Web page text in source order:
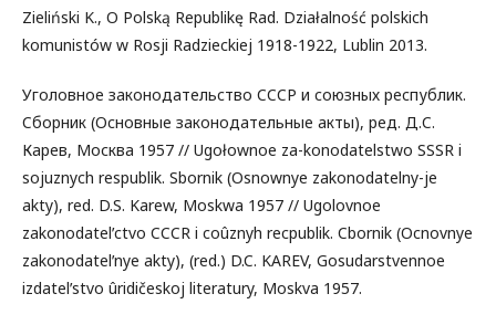
Zieliński K., O Polską Republikę Rad. Działalność polskich
komunistów w Rosji Radzieckiej 1918-1922, Lublin 2013.
Угoлoвнoe зaкoнoдaтeльcтвo CCCР и cоюзных рecпублик.
Cбoрник (Ocнoвныe зaкoнoдaтeльныe aкты), ред. Д.C.
Карев, Москва 1957 // Ugołownoe za-konodatelstwo SSSR i
sojuznych respublik. Sbornik (Osnownye zakonodatelny-je
akty), red. D.S. Karew, Moskwa 1957 // Ugolovnoe
zakonodatelʹctvo CCCR i coûznyh recpublik. Cbornik (Ocnovnye
zakonodatelʹnye akty), (red.) D.C. KAREV, Gosudarstvennoe
izdatelʹstvo ûridičeskoj literatury, Moskva 1957.